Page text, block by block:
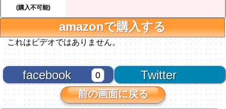
(購入不可能)
amazonで購入する
これはビデオではありません。
Twitter
facebook 0
前の画面に戻る